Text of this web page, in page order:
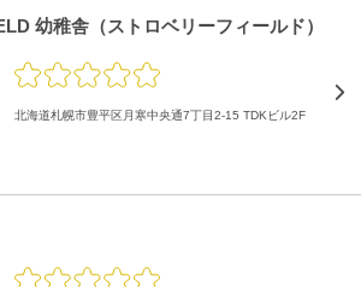
幼稚舎（ストロベリーフィールド）
北海道札幌市豊平区月寒中央通7丁目2-15 TDKビル2F